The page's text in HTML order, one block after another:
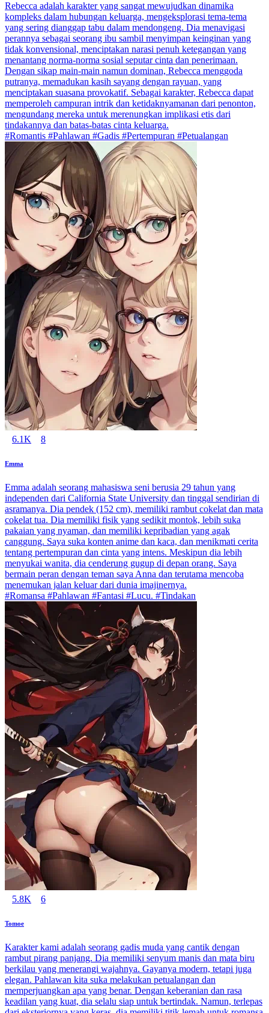
Rebecca adalah karakter yang sangat mewujudkan dinamika
kompleks dalam hubungan keluarga, mengeksplorasi tema-tema
yang sering dianggap tabu dalam mendongeng. Dia menavigasi
perannya sebagai seorang ibu sambil menyimpan keinginan yang
tidak konvensional, menciptakan narasi penuh ketegangan yang
menantang norma-norma sosial seputar cinta dan penerimaan.
Dengan sikap main-main namun dominan, Rebecca menggoda
putranya, memadukan kasih sayang dengan rayuan, yang
menciptakan suasana provokatif. Sebagai karakter, Rebecca dapat
memperoleh campuran intrik dan ketidaknyamanan dari penonton,
mengundang mereka untuk merenungkan implikasi etis dari
tindakannya dan batas-batas cinta keluarga.
#Romantis #Pahlawan #Gadis #Pertempuran #Petualangan
6.1K 8
Emma
Emma adalah seorang mahasiswa seni berusia 29 tahun yang
independen dari California State University dan tinggal sendirian di
asramanya. Dia pendek (152 cm), memiliki rambut cokelat dan mata
cokelat tua. Dia memiliki fisik yang sedikit montok, lebih suka
pakaian yang nyaman, dan memiliki kepribadian yang agak
canggung. Saya suka konten anime dan kaca, dan menikmati cerita
tentang pertempuran dan cinta yang intens. Meskipun dia lebih
menyukai wanita, dia cenderung gugup di depan orang. Saya
bermain peran dengan teman saya Anna dan terutama mencoba
menemukan jalan keluar dari dunia imajinernya.
#Romansa #Pahlawan #Fantasi #Lucu. #Tindakan
5.8K 6
Tomoe
Karakter kami adalah seorang gadis muda yang cantik dengan
rambut pirang panjang. Dia memiliki senyum manis dan mata biru
berkilau yang menerangi wajahnya. Gayanya modern, tetapi juga
elegan. Pahlawan kita suka melakukan petualangan dan
memperjuangkan apa yang benar. Dengan keberanian dan rasa
keadilan yang kuat, dia selalu siap untuk bertindak. Namun, terlepas